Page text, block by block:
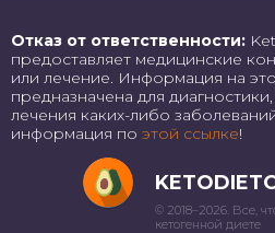
Отказ от ответственности:
предоставляет медицинские
или лечение. Информация на
предназначена для
лечения каких-либо
информация по этой ссылке!
© 2018–2026. Все,
кетогенной диете